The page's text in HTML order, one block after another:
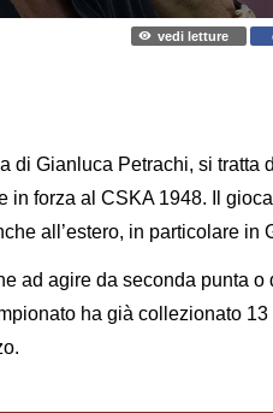
vedi letture
di Gianluca Petrachi, si tratta
in forza al CSKA 1948. Il
all’estero, in particolare in
ad agire da seconda punta o
ha già collezionato 13